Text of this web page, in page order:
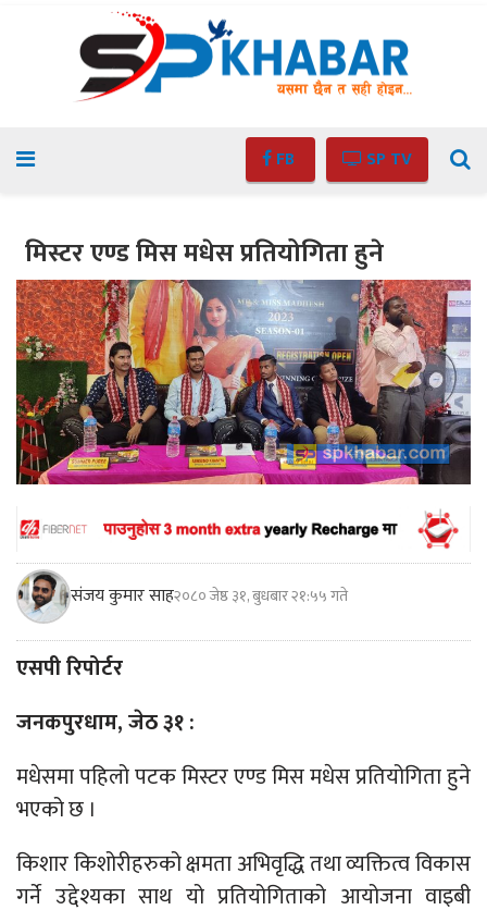
FB SP TV
मिस्टर एण्ड मिस मधेस प्रतियोगिता हुने
संजय कुमार साह२०८० जेष्ठ ३१, बुधबार २१:५५ गते
एसपी रिपोर्टर
जनकपुरधाम, जेठ ३१ :
मधेसमा पहिलो पटक मिस्टर एण्ड मिस मधेस प्रतियोगिता हुने
भएको छ ।
किशार किशोरीहरुको क्षमता अभिवृद्धि तथा व्यक्तित्व विकास
गर्ने उद्देश्यका साथ यो प्रतियोगिताको आयोजना वाइबी